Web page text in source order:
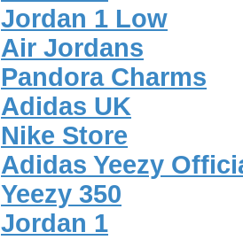
Jordan 1 Low
Air Jordans
Pandora Charms
Adidas UK
Nike Store
Adidas Yeezy
Yeezy 350
Jordan 1